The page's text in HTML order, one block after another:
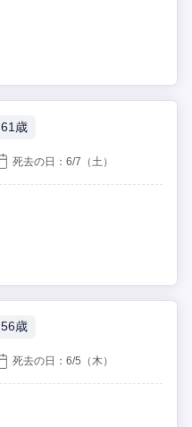
61歳
死去の日：6/7 （土）
56歳
死去の日：6/5 （木）